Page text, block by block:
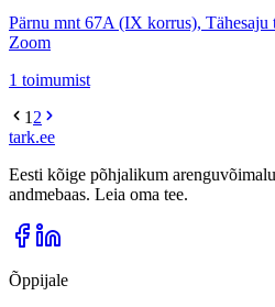
Pärnu mnt 67A (IX korrus), Tähesaju
Zoom
1 toimumist
1 2
tark.ee
Eesti kõige põhjalikum
andmebaas. Leia oma tee.
Õppijale